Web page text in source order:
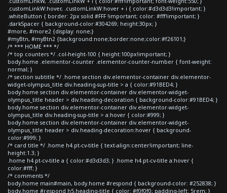
.customLinkW:hover, .customLinkW:hover + i { color:#d3d3d3!important; }
.whiteButton { border: 2px solid #FFF !important; color: #fff!important; }
.darkSpacer { background-color:#304269; height:30px; }
#more, #more2 {display: none;}
#myBtn, #myBtn2 {background:none;border:none;color:#f26101;}
/* *** HOME *** */
/* top counters */ .col-height-100 { height:100px!important; }
body.home .elementor-counter .elementor-counter-number { font-weight:
normal; }
/* section subtitle */ .home section div.elementor-container div.elementor-
widget-olympus_title div.heading-sup-title > a { color:#91BED4; }
body.home section div.elementor-container div.elementor-widget-
olympus_title header > div.heading-decoration { background-color:#91BED4; }
body.home section div.elementor-container div.elementor-widget-
olympus_title div.heading-sup-title > a:hover { color:#999; }
body.home section div.elementor-container div.elementor-widget-
olympus_title header > div.heading-decoration:hover { background-
color:#999; }
/* card title */ .home h4.pt-cv-title { text-align:center!important; line-
height:1.3; }
.home h4.pt-cv-title a { color:#d3d3d3; } .home h4.pt-cv-title a:hover {
color:#fff; }
/* comments */
body.home main#main, body.home #respond { background-color: #252838; }
body.home #respond h5.heading-title { color: #f0f0f0; padding-left: 5rem; }